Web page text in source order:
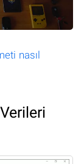
nasıl